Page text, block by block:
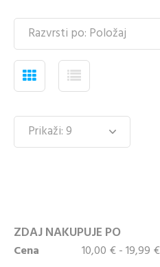
ZDAJ NAKUPUJE PO
Cena
10,00 € - 19,99 €